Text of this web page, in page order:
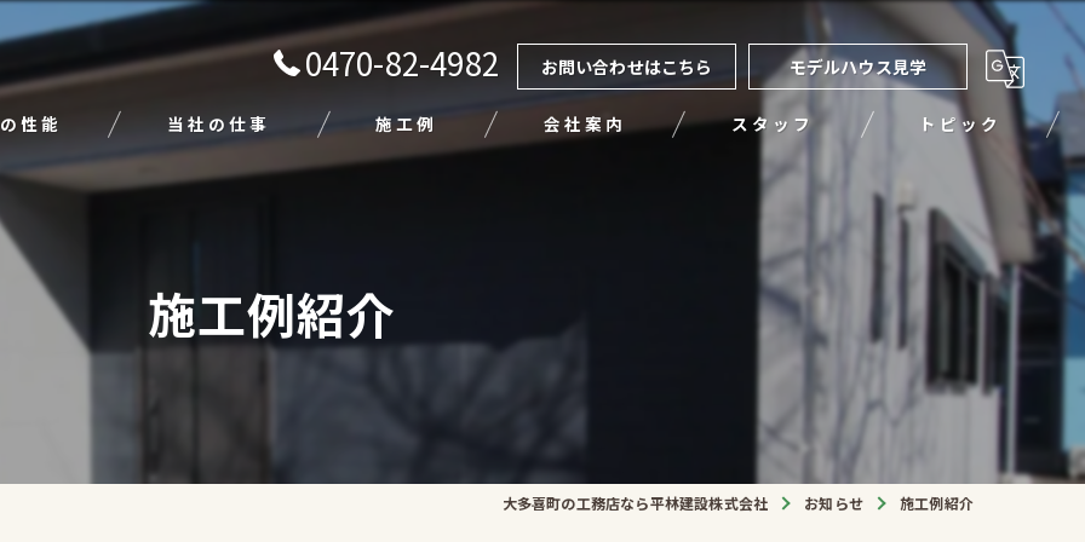
0470-82-4982 お問い合わせはこちら モデルハウス見学
性能 当社の仕事
エクステリア
施工例 会社案内 スタッフ トピック
施工例紹介
大多喜町の工務店なら平林建設株式会社 お知らせ 施工例紹介